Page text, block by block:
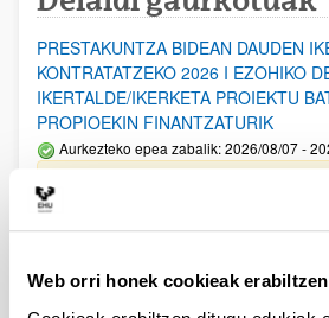
Web orri honek cookieak
PRESTAKUNTZA BIDEAN DAUDEN
KONTRATATZEKO 2026 I EZOHIKO
IKERTALDE/IKERKETA PROIEKTU
PROPIOEKIN FINANTZATURIK
Aurkezteko epea zabalik: 2026/08/07 -
Izapide irekia